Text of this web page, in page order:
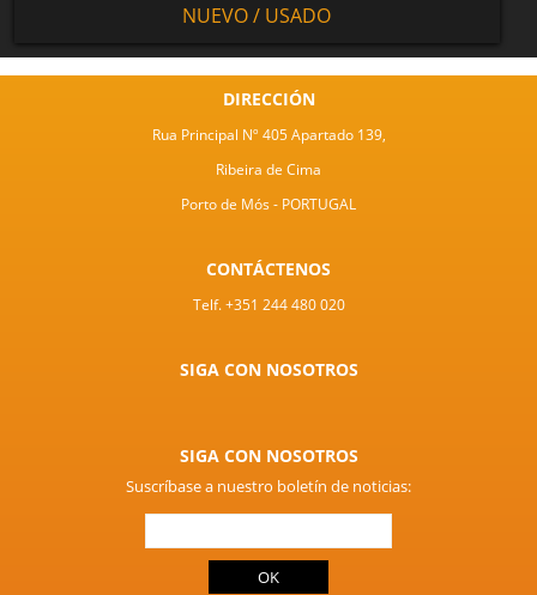
NUEVO / USADO
DIRECCIÓN
Rua Principal Nº 405 Apartado 139,
Ribeira de Cima
Porto de Mós - PORTUGAL
CONTÁCTENOS
Telf. +351 244 480 020
SIGA CON NOSOTROS
SIGA CON NOSOTROS
Suscríbase a nuestro boletín de noticias: